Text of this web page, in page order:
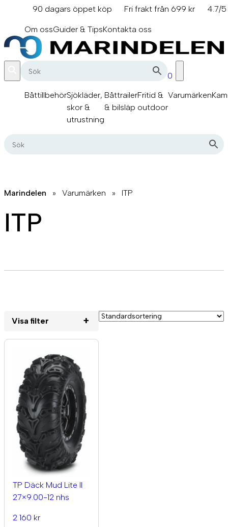
innehåll
90 dagars öppet köp Fri frakt från 699 kr
4.7/
Om ossGuider & TipsKontakta oss
0
BåttillbehörSjökläder,
skor &
utrustning
Båttrailer
& bilsläp
Fritid &
outdoor
Varumärken
Marindelen » Varumärken » ITP
ITP
Visa filter +
TP Däck Mud Lite II
27×9.00-12 nhs
2 160 kr